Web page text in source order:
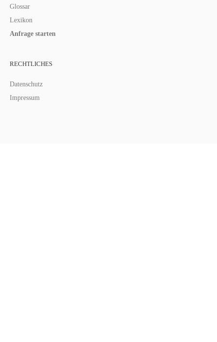
Glossar
Lexikon
Anfrage starten
RECHTLICHES
Datenschutz
Impressum